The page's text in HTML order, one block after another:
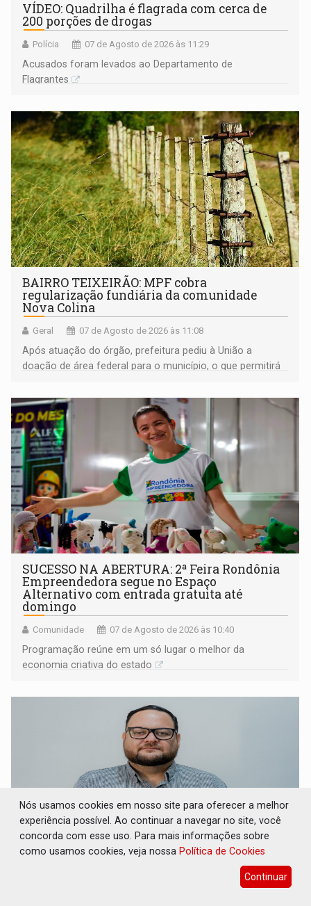
VÍDEO: Quadrilha é flagrada com cerca de
200 porções de drogas
Polícia 07 de Agosto de 2026 às 11:29
Acusados foram levados ao Departamento de
Flagrantes
BAIRRO TEIXEIRÃO: MPF cobra
regularização fundiária da comunidade
Nova Colina
Geral 07 de Agosto de 2026 às 11:08
Após atuação do órgão, prefeitura pediu à União a
doação de área federal para o município, o que permitirá
SUCESSO NA ABERTURA: 2ª Feira Rondônia
Empreendedora segue no Espaço
Alternativo com entrada gratuita até
domingo
Comunidade 07 de Agosto de 2026 às 10:40
Programação reúne em um só lugar o melhor da
economia criativa do estado
REESTRUTURAÇÃO: Secretário da Seinfra de
Porto Velho pede exoneração do cargo
Nós usamos cookies em nosso site para oferecer a melhor
experiência possível. Ao continuar a navegar no site, você
concorda com esse uso. Para mais informações sobre
como usamos cookies, veja nossa Política de Cookies
Continuar